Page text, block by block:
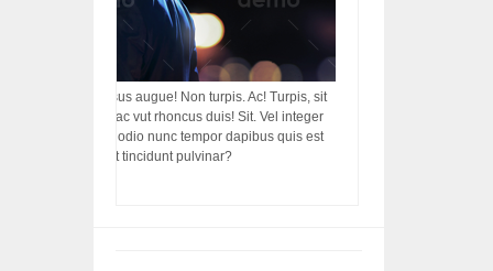
integer! Risus augue! Non turpis. Ac! Turpis, sit
rhoncus porttitor ac vut rhoncus duis! Sit. Vel integer
ut diam porttitor odio nunc tempor dapibus quis est
dictumst, vel amet tincidunt pulvinar?